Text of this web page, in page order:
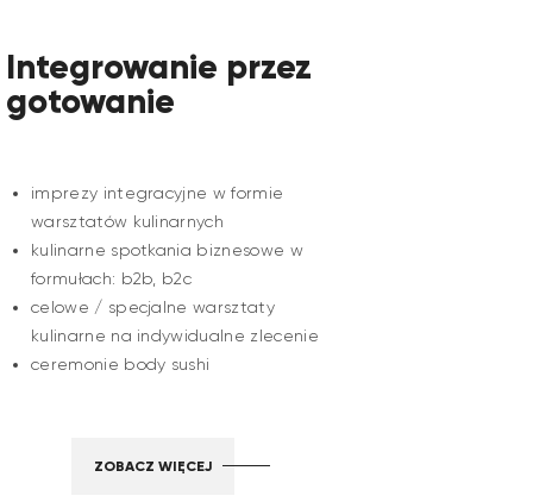
Integrowanie przez
gotowanie
imprezy integracyjne w formie
warsztatów kulinarnych
kulinarne spotkania biznesowe w
formułach: b2b, b2c
celowe / specjalne warsztaty
kulinarne na indywidualne zlecenie
ceremonie body sushi
ZOBACZ WIĘCEJ